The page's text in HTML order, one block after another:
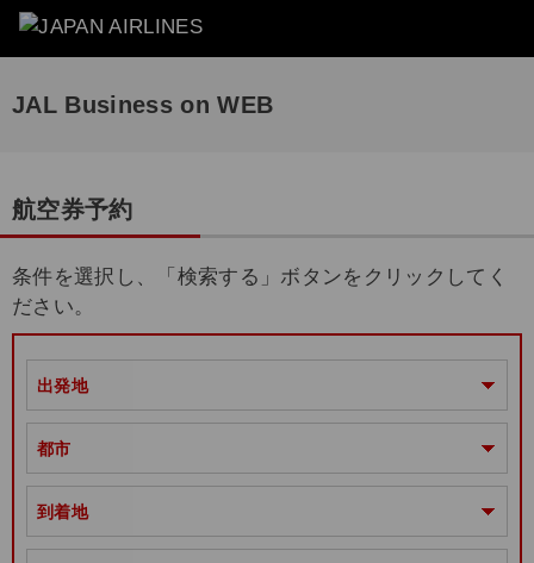
JAL Business on WEB
航空券予約
条件を選択し、「検索する」ボタンをクリックしてく
ださい。
出発地
都市
到着地